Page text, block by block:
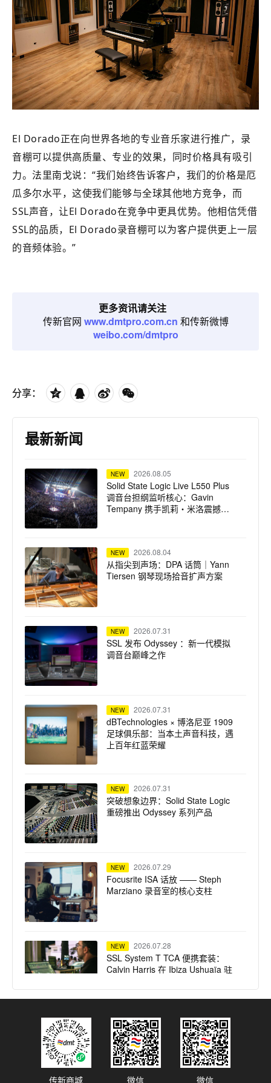
El Dorado正在向世界各地的专业音乐家进行推广，录
音棚可以提供高质量、专业的效果，同时价格具有吸引
力。法里南戈说：“我们始终告诉客户，我们的价格是厄
瓜多尔水平，这使我们能够与全球其他地方竞争，而
SSL声音，让El Dorado在竞争中更具优势。他相信凭借
SSL的品质，El Dorado录音棚可以为客户提供更上一层
的音频体验。”
更多资讯请关注
传新官网 www.dmtpro.com.cn 和传新微博
weibo.com/dmtpro
分享：
最新新闻
NEW 2026.08.05
Solid State Logic Live L550 Plus
调音台担纲监听核心：Gavin
Tempany 携手凯莉・米洛震撼巡
NEW 2026.08.04
从指尖到声场：DPA 话筒｜Yann
Tiersen 钢琴现场拾音扩声方案
NEW 2026.07.31
SSL 发布 Odyssey ：新一代模拟
调音台巅峰之作
NEW 2026.07.31
dBTechnologies × 博洛尼亚 1909
足球俱乐部：当本土声音科技，遇
上百年红蓝荣耀
NEW 2026.07.31
突破想象边界：Solid State Logic
重磅推出 Odyssey 系列产品
NEW 2026.07.29
Focusrite ISA 话放 —— Steph
Marziano 录音室的核心支柱
NEW 2026.07.28
SSL System T TCA 便携套装：
Calvin Harris 在 Ibiza Ushuaïa 驻
NEW 2026.07.23
dBTechnologies 声震迈阿密：为
龙舌兰小镇注入拉丁不眠夜
传新商城 微信 微信